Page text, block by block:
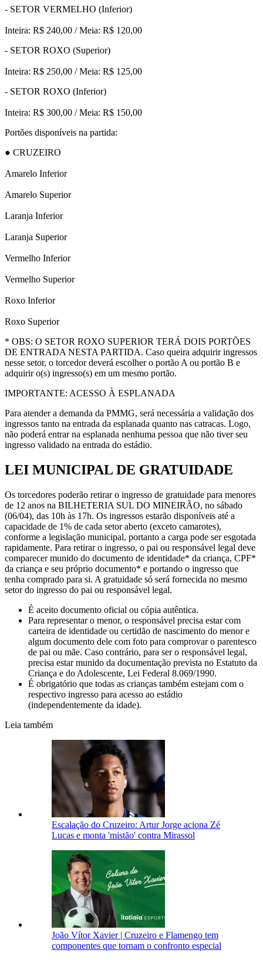
- SETOR VERMELHO (Inferior)
Inteira: R$ 240,00 / Meia: R$ 120,00
- SETOR ROXO (Superior)
Inteira: R$ 250,00 / Meia: R$ 125,00
- SETOR ROXO (Inferior)
Inteira: R$ 300,00 / Meia: R$ 150,00
Portões disponíveis na partida:
● CRUZEIRO
Amarelo Inferior
Amarelo Superior
Laranja Inferior
Laranja Superior
Vermelho Inferior
Vermelho Superior
Roxo Inferior
Roxo Superior
* OBS: O SETOR ROXO SUPERIOR TERÁ DOIS PORTÕES
DE ENTRADA NESTA PARTIDA. Caso queira adquirir ingressos
nesse setor, o torcedor deverá escolher o portão A ou portão B e
adquirir o(s) ingresso(s) em um mesmo portão.
IMPORTANTE: ACESSO À ESPLANADA
Para atender a demanda da PMMG, será necessária a validação dos
ingressos tanto na entrada da esplanada quanto nas catracas. Logo,
não poderá entrar na esplanada nenhuma pessoa que não tiver seu
ingresso validado na entrada do estádio.
LEI MUNICIPAL DE GRATUIDADE
Os torcedores poderão retirar o ingresso de gratuidade para menores
de 12 anos na BILHETERIA SUL DO MINEIRÃO, no sábado
(06/04), das 10h às 17h. Os ingressos estarão disponíveis até a
capacidade de 1% de cada setor aberto (exceto camarotes),
conforme a legislação municipal, portanto a carga pode ser esgotada
rapidamente. Para retirar o ingresso, o pai ou responsável legal deve
comparecer munido do documento de identidade* da criança, CPF*
da criança e seu próprio documento* e portando o ingresso que
tenha comprado para si. A gratuidade só será fornecida no mesmo
setor do ingresso do pai ou responsável legal.
É aceito documento oficial ou cópia autêntica.
Para representar o menor, o responsável precisa estar com
carteira de identidade ou certidão de nascimento do menor e
algum documento dele com foto para comprovar o parentesco
de pai ou mãe. Caso contrário, para ser o responsável legal,
precisa estar munido da documentação prevista no Estatuto da
Criança e do Adolescente, Lei Federal 8.069/1990.
É obrigatório que todas as crianças também estejam com o
respectivo ingresso para acesso ao estádio
(independentemente da idade).
Leia também
Escalação do Cruzeiro: Artur Jorge aciona Zé
Lucas e monta 'mistão' contra Mirassol
João Vítor Xavier | Cruzeiro e Flamengo tem
componentes que tornam o confronto especial